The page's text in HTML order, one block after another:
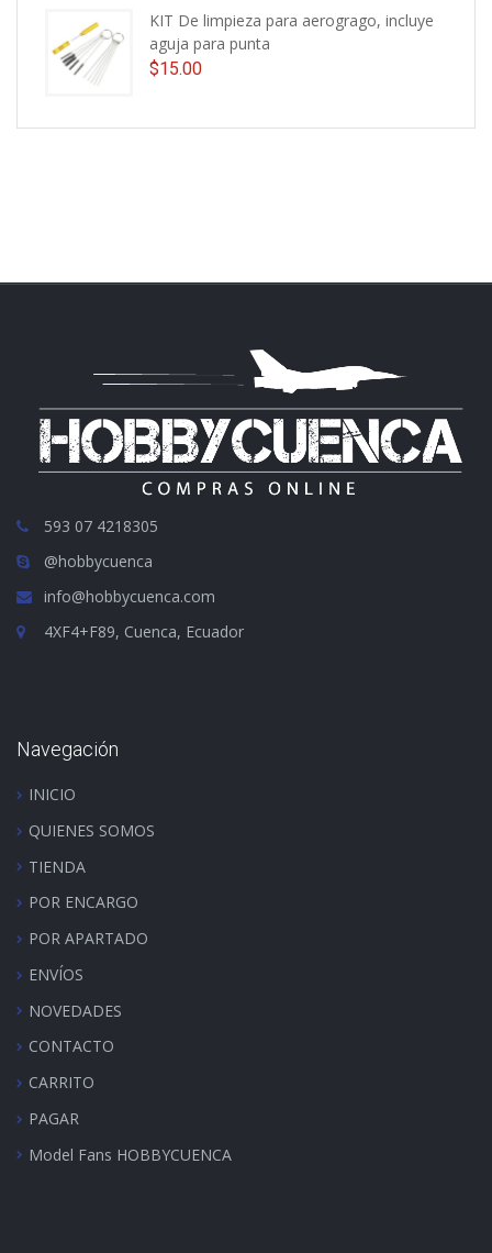
KIT De limpieza para aerogrago, incluye
aguja para punta
$15.00
593 07 4218305
@hobbycuenca
info@hobbycuenca.com
4XF4+F89, Cuenca, Ecuador
Navegación
INICIO
QUIENES SOMOS
TIENDA
POR ENCARGO
POR APARTADO
ENVÍOS
NOVEDADES
CONTACTO
CARRITO
PAGAR
Model Fans HOBBYCUENCA